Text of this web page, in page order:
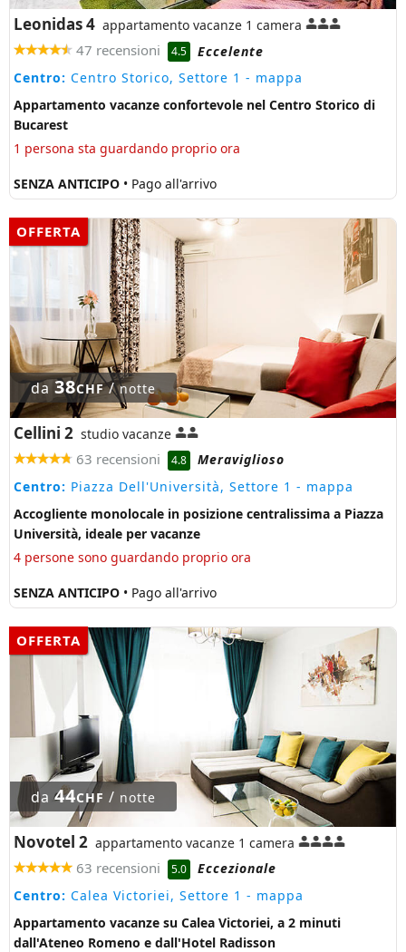
Leonidas 4 appartamento vacanze 1 camera
47 recensioni 4.5
Eccelente
Centro: Centro Storico, Settore 1 - mappa
Appartamento vacanze confortevole nel Centro Storico di
Bucarest
1 persona sta guardando proprio ora
SENZA ANTICIPO • Pago all'arrivo
OFFERTA
da 38CHF/notte
Cellini 2 studio vacanze
63 recensioni 4.8
Meraviglioso
Centro: Piazza Dell'Università, Settore 1 - mappa
Accogliente monolocale in posizione centralissima a Piazza
Università, ideale per vacanze
4 persone sono guardando proprio ora
SENZA ANTICIPO • Pago all'arrivo
OFFERTA
da44CHF / notte
Novotel 2 appartamento vacanze 1 camera
63 recensioni 5.0
Eccezionale
Centro: Calea Victoriei, Settore 1 - mappa
Appartamento vacanze su Calea Victoriei, a 2 minuti
dall'Ateneo Romeno e dall'Hotel Radisson